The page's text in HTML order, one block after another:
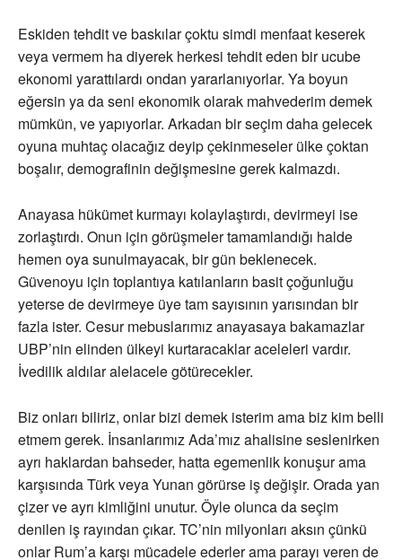
Eskiden tehdit ve baskılar çoktu simdi menfaat keserek
veya vermem ha diyerek herkesi tehdit eden bir ucube
ekonomi yarattılardı ondan yararlanıyorlar. Ya boyun
eğersin ya da seni ekonomik olarak mahvederim demek
mümkün, ve yapıyorlar. Arkadan bir seçim daha gelecek
oyuna muhtaç olacağız deyip çekinmeseler ülke çoktan
boşalır, demografinin değişmesine gerek kalmazdı.
Anayasa hükümet kurmayı kolaylaştırdı, devirmeyi ise
zorlaştırdı. Onun için görüşmeler tamamlandığı halde
hemen oya sunulmayacak, bir gün beklenecek.
Güvenoyu için toplantıya katılanların basit çoğunluğu
yeterse de devirmeye üye tam sayısının yarısından bir
fazla ister. Cesur mebuslarımız anayasaya bakamazlar
UBP’nin elinden ülkeyi kurtaracaklar aceleleri vardır.
İvedilik aldılar alelacele götürecekler.
Biz onları biliriz, onlar bizi demek isterim ama biz kim belli
etmem gerek. İnsanlarımız Ada’mız ahalisine seslenirken
ayrı haklardan bahseder, hatta egemenlik konuşur ama
karşısında Türk veya Yunan görürse iş değişir. Orada yan
çizer ve ayrı kimliğini unutur. Öyle olunca da seçim
denilen iş rayından çıkar. TC’nin milyonları aksın çünkü
onlar Rum’a karşı mücadele ederler ama parayı veren de